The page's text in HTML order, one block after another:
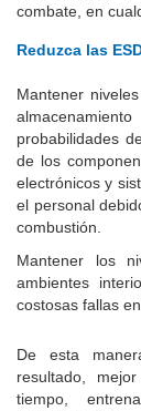
combate, en
Reduzca las
Mantener
probabilidades
de los
electrónicos y
el personal
combustión.
Mantener los
ambientes
costosas fallas
De esta
resultado,
tiempo,